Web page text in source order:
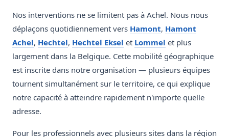
Nos interventions ne se limitent pas à Achel. Nous nous
déplaçons quotidiennement vers Hamont, Hamont
Achel, Hechtel, Hechtel Eksel et Lommel et plus
largement dans la Belgique. Cette mobilité géographique
est inscrite dans notre organisation — plusieurs équipes
tournent simultanément sur le territoire, ce qui explique
notre capacité à atteindre rapidement n'importe quelle
adresse.
Pour les professionnels avec plusieurs sites dans la région